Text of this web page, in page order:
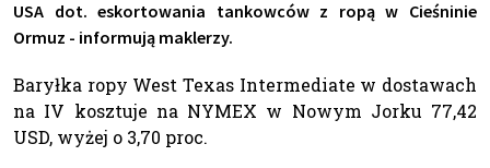
USA dot. eskortowania tankowców z ropą w Cieśninie
Ormuz - informują maklerzy.
Baryłka ropy West Texas Intermediate w dostawach
na IV kosztuje na NYMEX w Nowym Jorku 77,42
USD, wyżej o 3,70 proc.